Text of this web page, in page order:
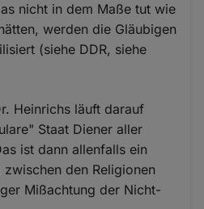
nicht in dem Maße tut wie
werden die Gläubigen
(siehe DDR, siehe
Heinrichs läuft darauf
Staat Diener aller
ist dann allenfalls ein
den Religionen
Mißachtung der Nicht-